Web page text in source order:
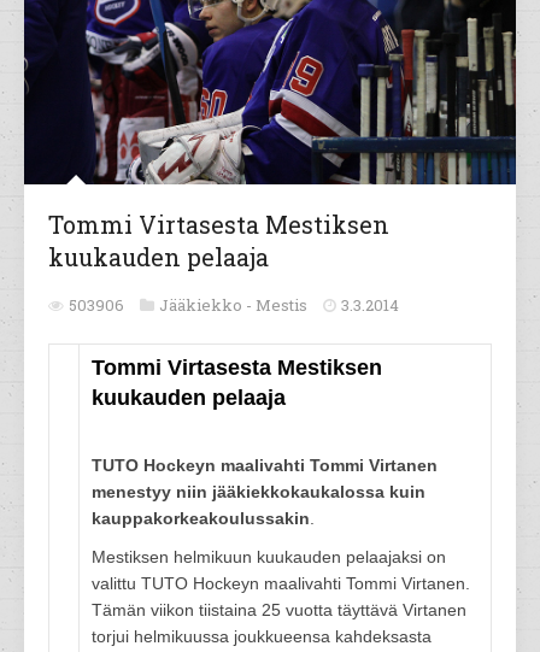
Tommi Virtasesta Mestiksen
kuukauden pelaaja
503906 Jääkiekko - Mestis 3.3.2014
Tommi Virtasesta Mestiksen
kuukauden pelaaja
TUTO Hockeyn maalivahti Tommi Virtanen
menestyy niin jääkiekkokaukalossa kuin
kauppakorkeakoulussakin
Mestiksen helmikuun kuukauden pelaajaksi on
valittu TUTO Hockeyn maalivahti Tommi Virtanen.
Tämän viikon tiistaina 25 vuotta täyttävä Virtanen
torjui helmikuussa joukkueensa kahdeksasta